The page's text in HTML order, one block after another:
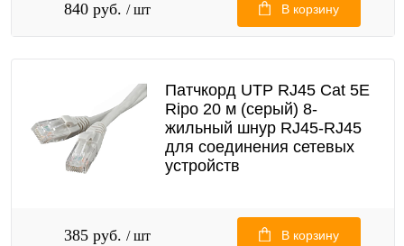
840 руб. / шт В корзину
Патчкорд UTP RJ45 Cat 5E
Ripo 20 м (серый) 8-
жильный шнур RJ45-RJ45
для соединения сетевых
устройств
385 руб. / шт В корзину